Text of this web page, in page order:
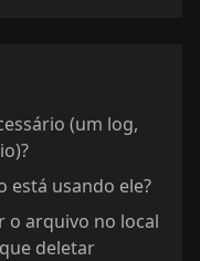
(um log,
está usando ele?
o arquivo no local
deletar